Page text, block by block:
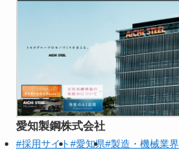
愛知製鋼株式会社
#採用サイト#愛知県#製造・機械業界